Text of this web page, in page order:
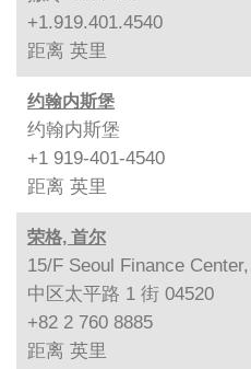
+1.919.401.4540
距离 英里
约翰内斯堡
约翰内斯堡
+1 919-401-4540
距离 英里
荣格, 首尔
15/F Seoul Finance
中区太平路 1 街 04520
+82 2 760 8885
距离 英里